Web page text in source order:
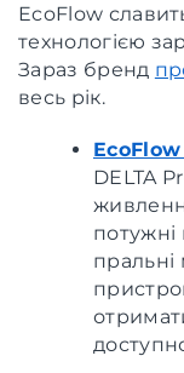
EcoFlow
технологією
Зараз бренд
весь рік.
DELTA
потужні